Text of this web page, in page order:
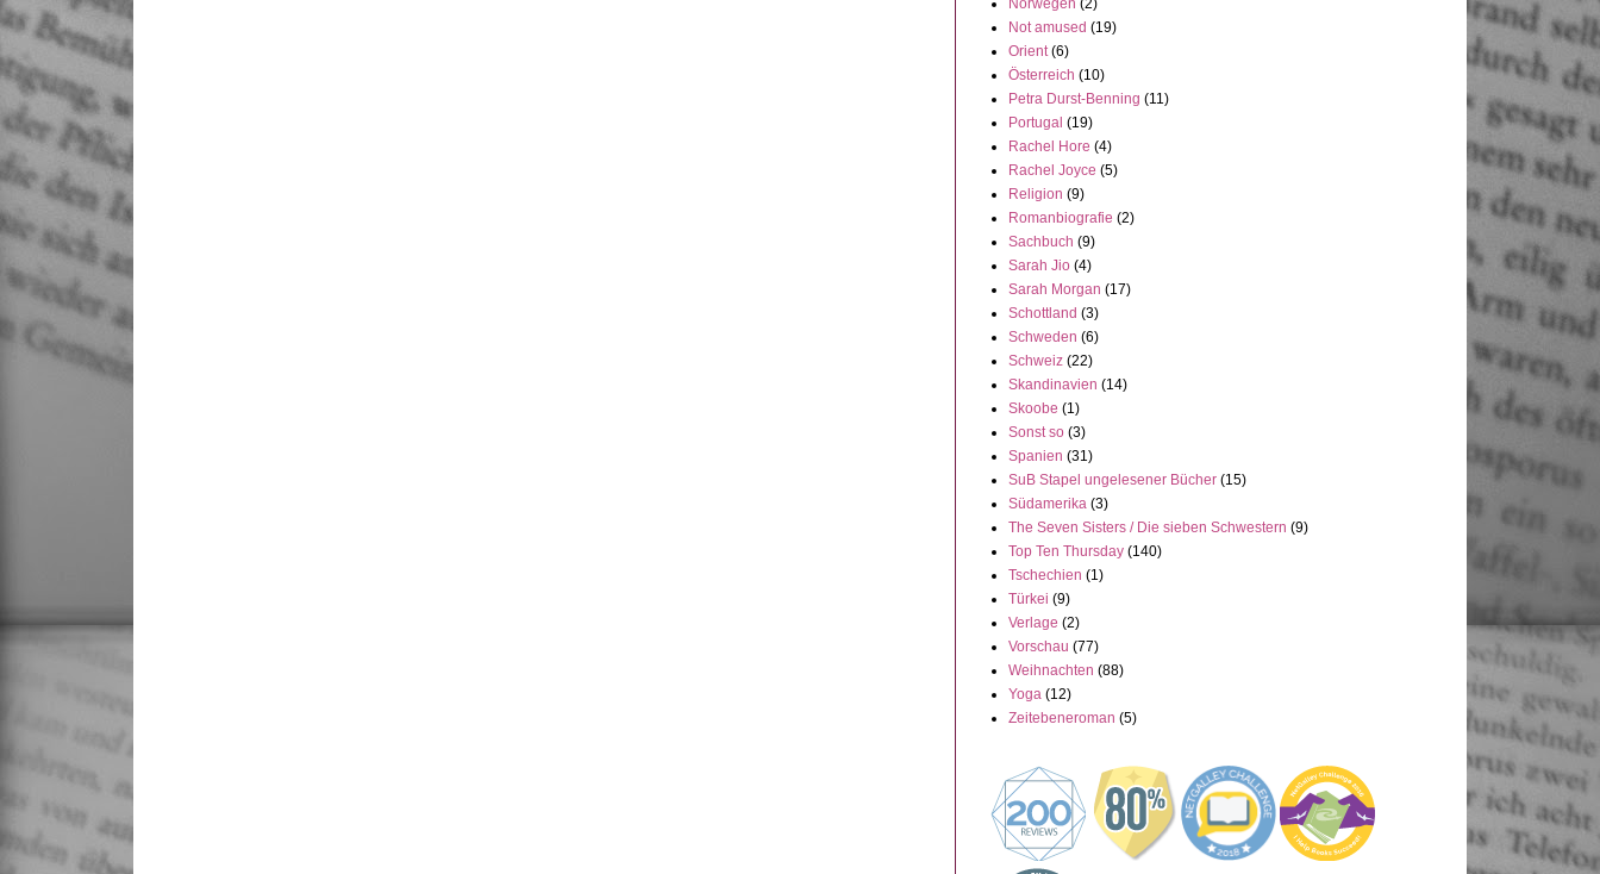
Norwegen (2)
Not amused (19)
Orient (6)
Österreich (10)
Petra Durst-Benning (11)
Portugal (19)
Rachel Hore (4)
Rachel Joyce (5)
Religion (9)
Romanbiografie (2)
Sachbuch (9)
Sarah Jio (4)
Sarah Morgan (17)
Schottland (3)
Schweden (6)
Schweiz (22)
Skandinavien (14)
Skoobe (1)
Sonst so (3)
Spanien (31)
SuB Stapel ungelesener Bücher (15)
Südamerika (3)
The Seven Sisters / Die sieben Schwestern (9)
Top Ten Thursday (140)
Tschechien (1)
Türkei (9)
Verlage (2)
Vorschau (77)
Weihnachten (88)
Yoga (12)
Zeitebeneroman (5)